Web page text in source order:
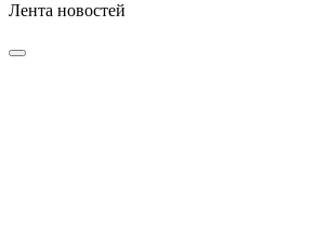
Лента новостей